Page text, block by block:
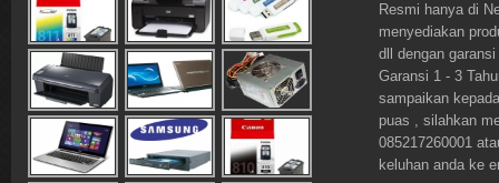
Resmi hanya di
menyediakan
dll dengan
Garansi 1 - 3
sampaikan
puas , silahkan
085217260001
keluhan anda ke